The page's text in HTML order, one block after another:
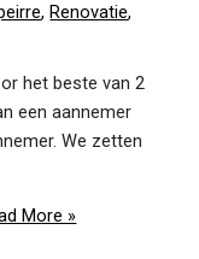
,Renovatie,
het beste van 2
een aannemer
We zetten
More »